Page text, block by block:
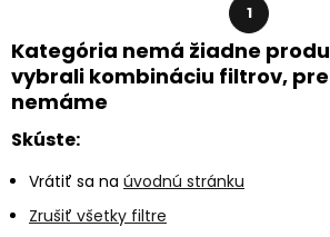
1
Kategória nemá žiadne
vybrali kombináciu filtrov,
nemáme
Skúste:
Vrátiť sa na úvodnú stránku
Zrušiť všetky filtre